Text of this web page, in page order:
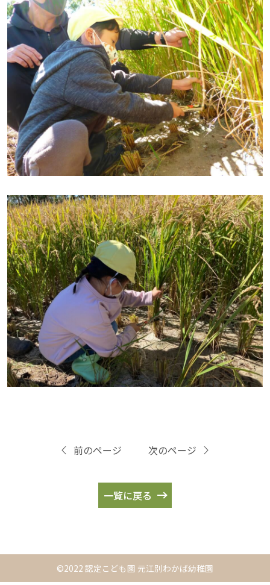
前のページ
一覧に戻る
次のページ
©2022 認定こども園 元江別わかば幼稚園